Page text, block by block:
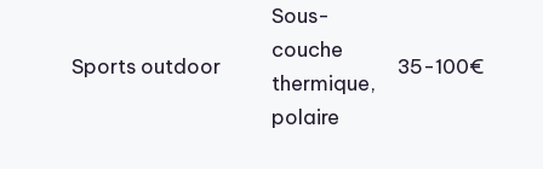
Sports outdoor
Sous-
couche
thermique,
polaire
35-100€